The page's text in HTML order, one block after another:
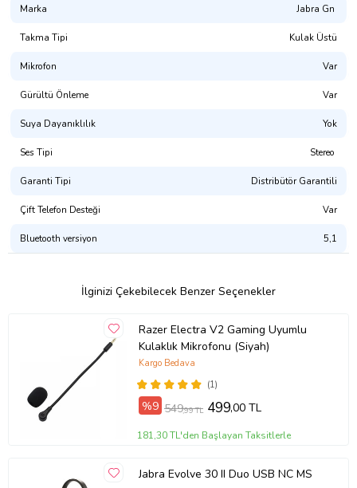
Marka Jabra Gn
Takma Tipi Kulak Üstü
Mikrofon Var
Gürültü Önleme Var
Suya Dayanıklılık Yok
Ses Tipi Stereo
Garanti Tipi Distribütör Garantili
Çift Telefon Desteği Var
Bluetooth versiyon 5,1
İlginizi Çekebilecek Benzer Seçenekler
Razer Electra V2 Gaming Uyumlu
Kulaklık Mikrofonu (Siyah)
(1)
Kargo Bedava
%9 549,99 TL 499,00 TL
181,30 TL'den Başlayan Taksitlerle
Jabra Evolve 30 II Duo USB NC MS